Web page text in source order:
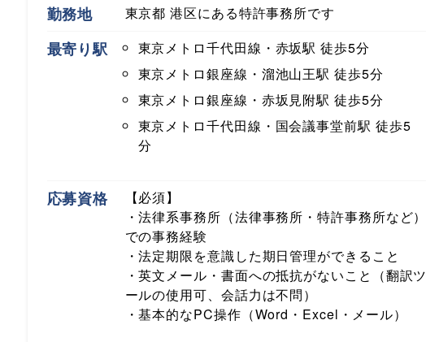
勤務地 東京都 港区にある特許事務所です
最寄り駅 東京メトロ千代田線・赤坂駅 徒歩5分
東京メトロ銀座線・溜池山王駅 徒歩5分
東京メトロ銀座線・赤坂見附駅 徒歩5分
東京メトロ千代田線・国会議事堂前駅 徒歩5
分
応募資格
【必須】
・法律系事務所（法律事務所・特許事務所など）
での事務経験
・法定期限を意識した期日管理ができること
・英文メール・書面への抵抗がないこと（翻訳ツ
ールの使用可、会話力は不問）
・基本的なPC操作（Word・Excel・メール）